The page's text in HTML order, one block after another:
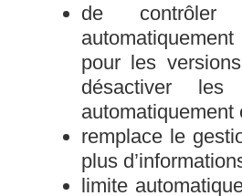
de contrôler
pour les
désactiver les
automatiquement
remplace le
plus
limite